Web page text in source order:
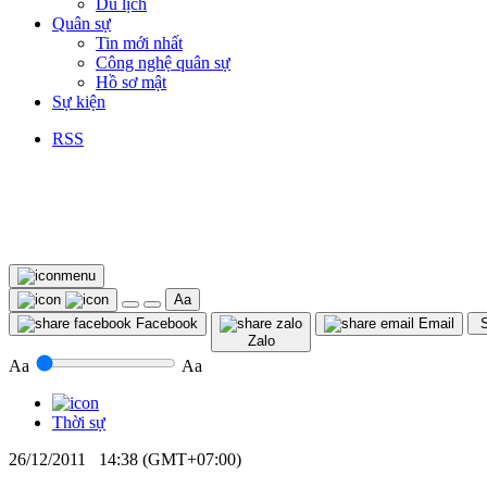
Du lịch
Quân sự
Tin mới nhất
Công nghệ quân sự
Hồ sơ mật
Sự kiện
RSS
Aa
Facebook
Zalo
Email
Aa Aa
Thời sự
26/12/2011 14:38 (GMT+07:00)